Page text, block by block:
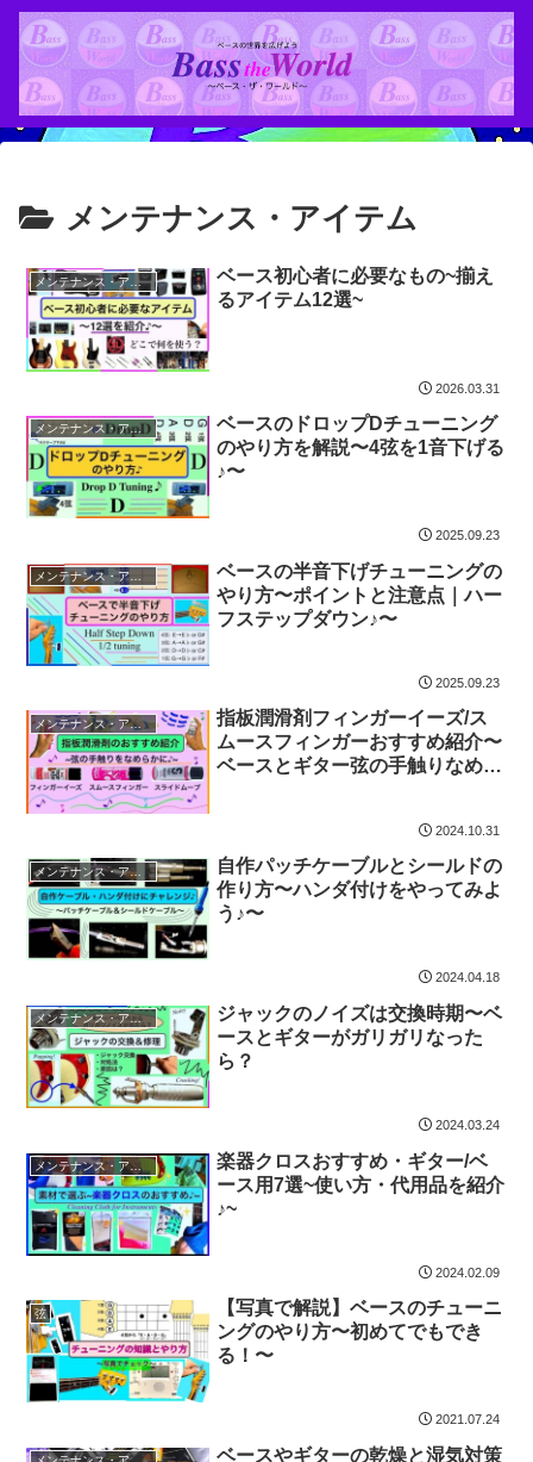
メンテナンス・アイテム
メンテナンス・アイテム
ベース初心者に必要なもの~揃え
るアイテム12選~
2026.03.31
メンテナンス・アイテム
ベースのドロップDチューニング
のやり方を解説〜4弦を1音下げる
♪〜
2025.09.23
メンテナンス・アイテム
ベースの半音下げチューニングの
やり方〜ポイントと注意点｜ハー
フステップダウン♪〜
2025.09.23
メンテナンス・アイテム
指板潤滑剤フィンガーイーズ/ス
ムースフィンガーおすすめ紹介〜
ベースとギター弦の手触りなめら
2024.10.31
メンテナンス・アイテム
自作パッチケーブルとシールドの
作り方〜ハンダ付けをやってみよ
う♪〜
2024.04.18
メンテナンス・アイテム
ジャックのノイズは交換時期〜ベ
ースとギターがガリガリなった
ら？
2024.03.24
メンテナンス・アイテム
楽器クロスおすすめ・ギター/ベ
ース用7選~使い方・代用品を紹介
♪~
2024.02.09
弦
【写真で解説】ベースのチューニ
ングのやり方〜初めてでもでき
る！〜
2021.07.24
ベースやギターの乾燥と湿気対策